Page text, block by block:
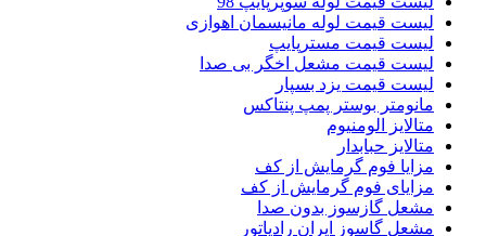
لیست قیمت لوله مانیسمان اهوازی
لیست قیمت مسترپایپ
لیست قیمت مشعل اخگر بی صدا
لیست قیمت یزد بسپار
مانومتر بوستر پمپ پنتاکس
متالایز الومنیوم
متالایز حبابدار
مزایا فوم گرمایش از کف
مزایای فوم گرمایش از کف
مشعل گازسوز بدون صدا
مشعل گاسوز ایران رادیاتور